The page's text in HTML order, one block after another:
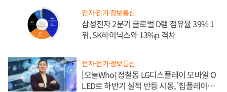
전자·전기·정보통신
삼성전자 2분기 글로벌 D램 점유율 39% 1
위, SK하이닉스와 13%p 격차
전자·전기·정보통신
[오늘Who] 정철동 LG디스플레이 모바일 O
LED로 하반기 실적 반등 시동, '칩플레이